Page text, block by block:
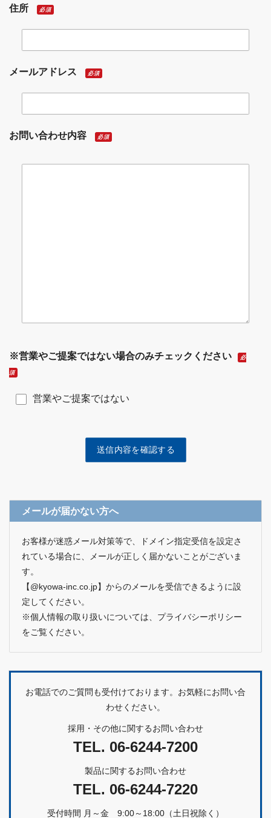
住所 必須
メールアドレス 必須
お問い合わせ内容 必須
※営業やご提案ではない場合のみチェックください 必
須
営業やご提案ではない
メールが届かない方へ
お客様が迷惑メール対策等で、ドメイン指定受信を設定さ
れている場合に、メールが正しく届かないことがございま
す。
【@kyowa-inc.co.jp】からのメールを受信できるように設
定してください。
※個人情報の取り扱いについては、 プライバシーポリシー
をご覧ください。
お電話でのご質問も受付けております。お気軽にお問い合
わせください。
採用・その他に関するお問い合わせ
TEL. 06-6244-7200
製品に関するお問い合わせ
TEL. 06-6244-7220
受付時間 月～金 9:00～18:00（土日祝除く）